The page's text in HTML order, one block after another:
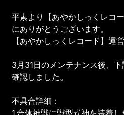
平素より【あやかしっくレコ
にありがとうございます。
【あやかしっくレコード】運
3月31日のメンテナンス後、
確認しました。
不具合詳細：
1.合体神獣に獣型式神を装着